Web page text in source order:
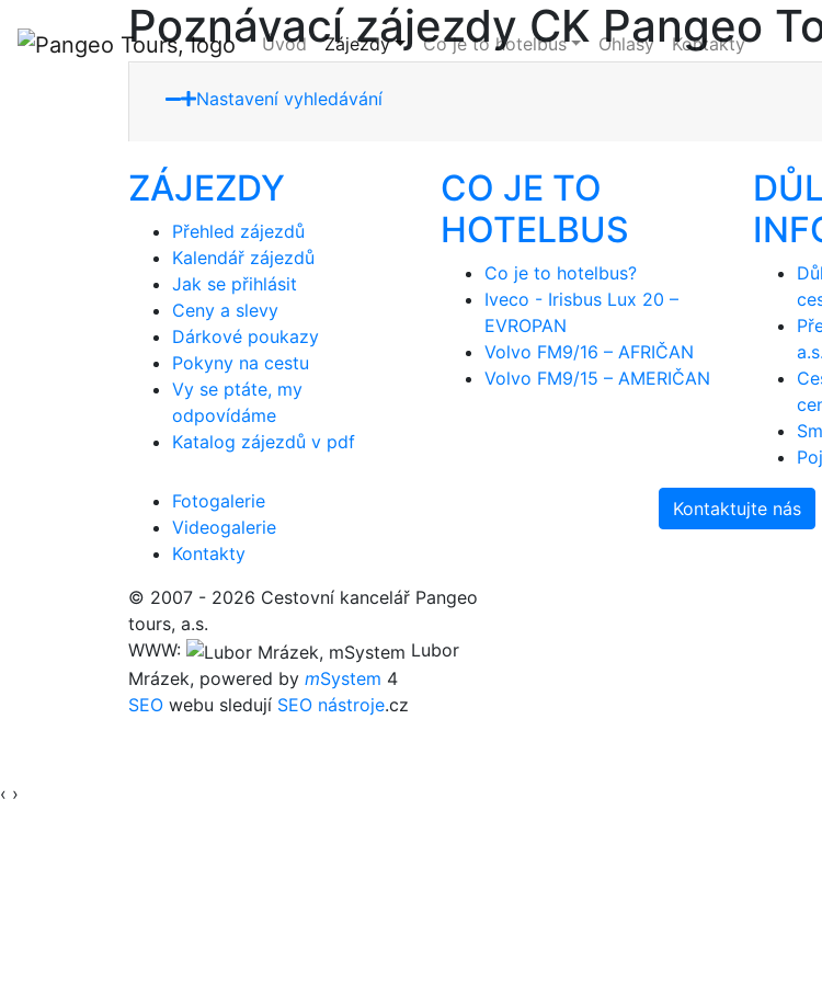
Úvod Zájezdy Co je to hotelbus Ohlasy Kontakty
Poznávací zájezdy CK Pangeo
Nastavení vyhledávání
ZÁJEZDY
Přehled zájezdů
Kalendář zájezdů
Jak se přihlásit
Ceny a slevy
Dárkové poukazy
Pokyny na cestu
Vy se ptáte, my
odpovídáme
Katalog zájezdů v pdf
CO JE TO
HOTELBUS
Co je to hotelbus?
Iveco - Irisbus Lux 20 –
EVROPAN
Volvo FM9/16 – AFRIČAN
Volvo FM9/15 – AMERIČAN
a.s.
Fotogalerie
Videogalerie
Kontakty
© 2007 - 2026 Cestovní kancelář Pangeo
tours, a.s.
WWW:
Lubor
Mrázek, powered by mSystem 4
SEO webu sledují SEO nástroje.cz
Kontaktujte nás
‹ ›